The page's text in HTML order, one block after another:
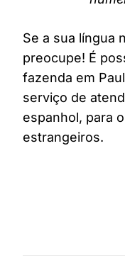
Se a sua língua
preocupe! É
fazenda em
serviço de
espanhol, para
estrangeiros.